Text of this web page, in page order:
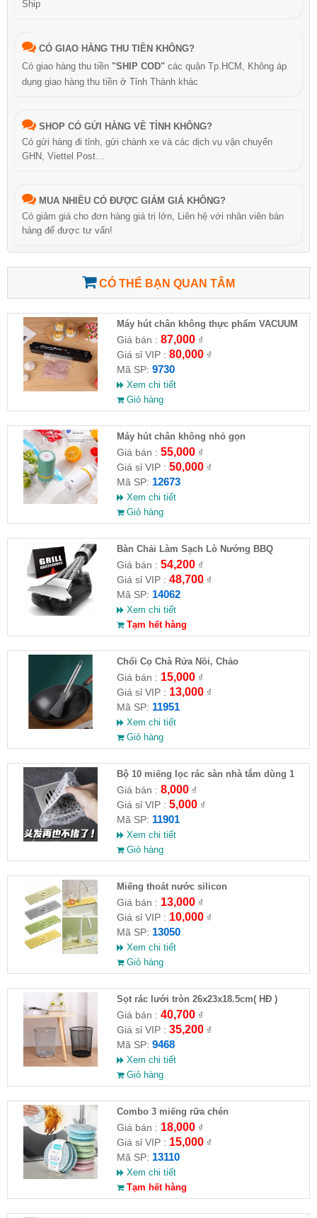
Ship
CÓ GIAO HÀNG THU TIỀN KHÔNG?
Có giao hàng thu tiền "SHIP COD" các quận Tp.HCM, Không áp
dụng giao hàng thu tiền ở Tỉnh Thành khác
SHOP CÓ GỬI HÀNG VỀ TỈNH KHÔNG?
Có gửi hàng đi tỉnh, gửi chành xe và các dịch vụ vận chuyển
GHN, Viettel Post…
MUA NHIỀU CÓ ĐƯỢC GIẢM GIÁ KHÔNG?
Có giảm giá cho đơn hàng giá trị lớn, Liên hệ với nhân viên bán
hàng để được tư vấn!
CÓ THỂ BẠN QUAN TÂM
Máy hút chân không thực phẩm VACUUM
SEALER Z
Giá bán : 87,000₫
Giá sỉ VIP : 80,000₫
Mã SP: 9730
Xem chi tiết
Giỏ hàng
Máy hút chân không nhỏ gọn
Giá bán : 55,000₫
Giá sỉ VIP : 50,000₫
Mã SP: 12673
Xem chi tiết
Giỏ hàng
Bàn Chải Làm Sạch Lò Nướng BBQ
Giá bán : 54,200₫
Giá sỉ VIP : 48,700₫
Mã SP: 14062
Xem chi tiết
Tạm hết hàng
Chổi Cọ Chà Rửa Nồi, Chảo
Giá bán : 15,000₫
Giá sỉ VIP : 13,000₫
Mã SP: 11951
Xem chi tiết
Giỏ hàng
Bộ 10 miếng lọc rác sàn nhà tắm dùng 1
lần
Giá bán : 8,000₫
Giá sỉ VIP : 5,000₫
Mã SP: 11901
Xem chi tiết
Giỏ hàng
Miếng thoát nước silicon
Giá bán : 13,000₫
Giá sỉ VIP : 10,000₫
Mã SP: 13050
Xem chi tiết
Giỏ hàng
Sọt rác lưới tròn 26x23x18.5cm( HĐ )
Giá bán : 40,700₫
Giá sỉ VIP : 35,200₫
Mã SP: 9468
Xem chi tiết
Giỏ hàng
Combo 3 miếng rữa chén
Giá bán : 18,000₫
Giá sỉ VIP : 15,000₫
Mã SP: 13110
Xem chi tiết
Tạm hết hàng